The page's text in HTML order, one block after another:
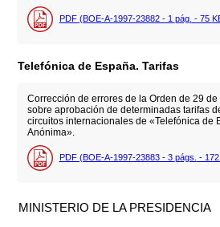
PDF (BOE-A-1997-23882 - 1 pág. - 75
Telefónica de España. Tarifas
Corrección de errores de la Orden de 29 de
sobre aprobación de determinadas tarifas
circuitos internacionales de «Telefónica de
Anónima».
PDF (BOE-A-1997-23883 - 3 págs. - 172
MINISTERIO DE LA PRESIDENCIA